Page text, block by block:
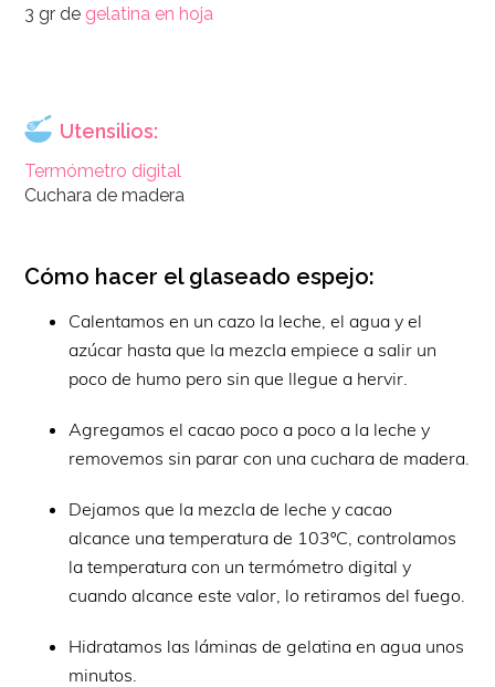
3 gr de gelatina en hoja
Utensilios:
Termómetro digital
Cuchara de madera
Cómo hacer el glaseado espejo:
Calentamos en un cazo la leche, el agua y el
azúcar hasta que la mezcla empiece a salir un
poco de humo pero sin que llegue a hervir.
Agregamos el cacao poco a poco a la leche y
removemos sin parar con una cuchara de madera.
Dejamos que la mezcla de leche y cacao
alcance una temperatura de 103ºC, controlamos
la temperatura con un termómetro digital y
cuando alcance este valor, lo retiramos del fuego.
Hidratamos las láminas de gelatina en agua unos
minutos.